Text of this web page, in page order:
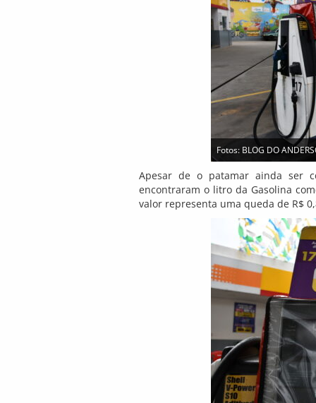
Fotos: BLOG DO
Apesar de o patamar ainda ser
encontraram o litro da Gasolina
valor representa uma queda de R$